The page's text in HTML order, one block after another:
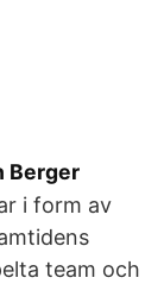
Berger
i form av
team och